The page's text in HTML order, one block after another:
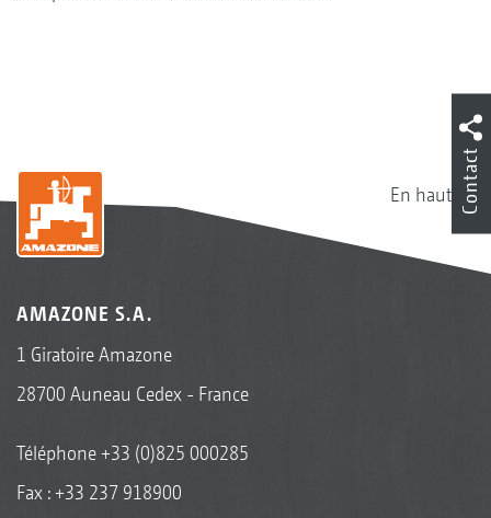
En haut
AMAZONE S.A.
1 Giratoire Amazone
28700 Auneau Cedex - France
Téléphone+33 (0)825 000285
Fax : +33 237 918900
Contact